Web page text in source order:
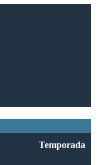
Temporada